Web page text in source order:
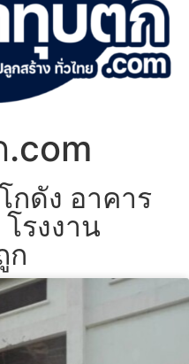
.com
กดัง อาคาร
รงงาน
ก